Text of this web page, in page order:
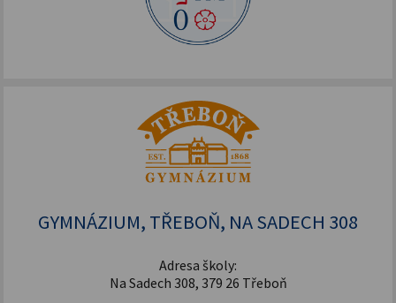
GYMNÁZIUM, TŘEBOŇ, NA SADECH 308
Adresa školy:
Na Sadech 308, 379 26 Třeboň